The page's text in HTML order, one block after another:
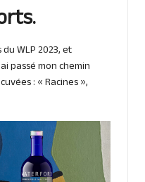
WLP 2023, et
passé mon chemin
: « Racines »,